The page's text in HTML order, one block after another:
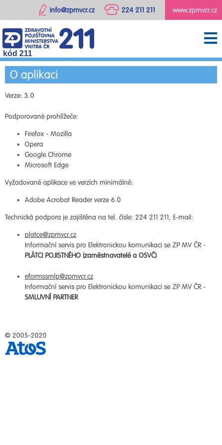
www.zpmvcr.cz
224 211 211
info@zpmvcr.cz
kód 211
O aplikaci
Verze: 3.0
Podporované prohlížeče:
Firefox - Mozilla
Opera
Google Chrome
Microsoft Edge
Vyžadované aplikace ve verzích minimálně:
Adobe Acrobat Reader verze 6.0
Technická podpora je zajištěna na tel. čísle: 224 211 211, E-mail:
platce@zpmvcr.cz
Informační servis pro Elektronickou komunikaci se ZP MV ČR -
PLÁTCI POJISTNÉHO (zaměstnavatelé a OSVČ)
eformssmlp@zpmvcr.cz
Informační servis pro Elektronickou komunikaci se ZP MV ČR -
SMLUVNÍ PARTNER
© 2005-2020